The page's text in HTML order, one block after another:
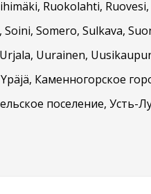
Ruokolahti,
Somero, Sulkava,
Uurainen,
Каменногорское
поселение, Усть-